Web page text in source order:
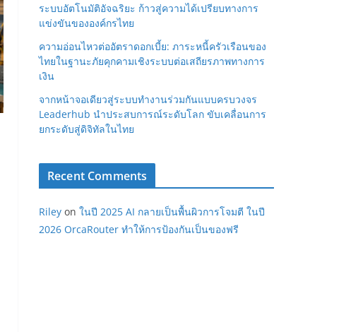
ระบบอัตโนมัติอัจฉริยะ ก้าวสู่ความได้เปรียบทางการ
แข่งขันขององค์กรไทย
ความอ่อนไหวต่ออัตราดอกเบี้ย: ภาระหนี้ครัวเรือนของ
ไทยในฐานะภัยคุกคามเชิงระบบต่อเสถียรภาพทางการ
เงิน
จากหน้าจอเดียวสู่ระบบทำงานร่วมกันแบบครบวงจร
Leaderhub นำประสบการณ์ระดับโลก ขับเคลื่อนการ
ยกระดับสู่ดิจิทัลในไทย
Recent Comments
Riley on ในปี 2025 AI กลายเป็นพื้นผิวการโจมตี ในปี
2026 OrcaRouter ทำให้การป้องกันเป็นของฟรี